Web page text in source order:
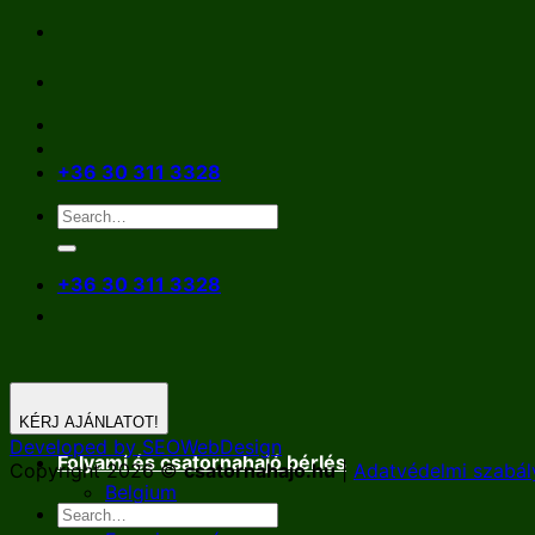
Skip
content
+36 30 311 3328
+36 30 311 3328
Folyami és csatornahajó bérlés
Belgium
Németország
KÉRJ AJÁNLATOT!
Developed by SEOWebDesign
Copyright 2026 ©csatornahajo.hu| Adatvédelmi